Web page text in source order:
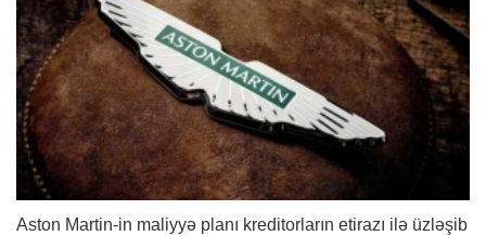
Aston Martin-in maliyyə planı kreditorların etirazı ilə üzləşib